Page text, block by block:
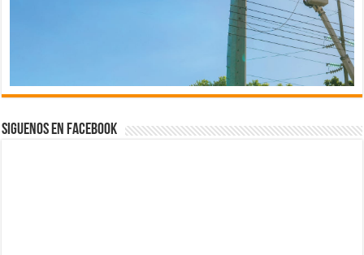
Siguenos en Facebook